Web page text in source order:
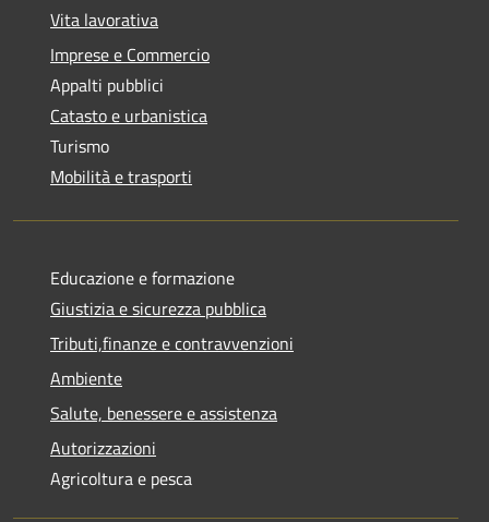
Vita lavorativa
Imprese e Commercio
Appalti pubblici
Catasto e urbanistica
Turismo
Mobilità e trasporti
Educazione e formazione
Giustizia e sicurezza pubblica
Tributi,finanze e contravvenzioni
Ambiente
Salute, benessere e assistenza
Autorizzazioni
Agricoltura e pesca